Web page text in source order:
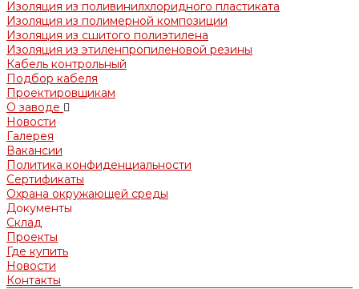
Изоляция из поливинилхлоридного пластиката
Изоляция из полимерной композиции
Изоляция из сшитого полиэтилена
Изоляция из этиленпропиленовой резины
Кабель контрольный
Подбор кабеля
Проектировщикам
О заводе
Новости
Галерея
Вакансии
Политика конфиденциальности
Сертификаты
Охрана окружающей среды
Документы
Склад
Проекты
Где купить
Новости
Контакты